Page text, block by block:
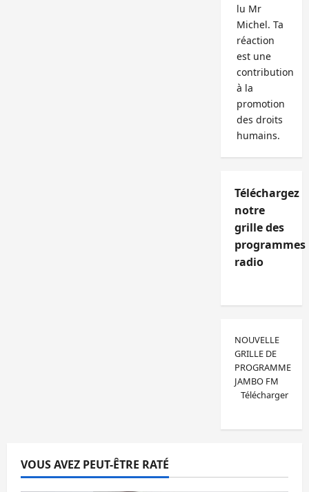
lu Mr
Michel. Ta
réaction
est une
contribution
à la
promotion
des droits
humains.
Téléchargez
notre
grille des
programmes
radio
NOUVELLE
GRILLE DE
PROGRAMME
JAMBO FM
Télécharger
VOUS AVEZ PEUT-ÊTRE RATÉ